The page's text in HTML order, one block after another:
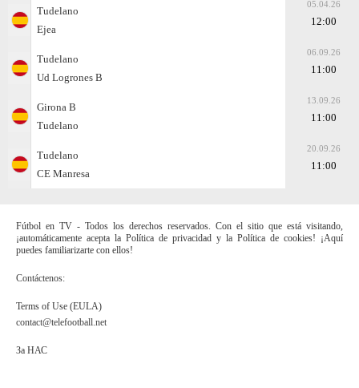
Tudelano
Ejea
05.04.26
12:00
Tudelano
Ud Logrones B
06.09.26
11:00
Girona B
Tudelano
13.09.26
11:00
Tudelano
CE Manresa
20.09.26
11:00
Fútbol en TV - Todos los derechos reservados. Con el sitio que está visitando,
¡automáticamente acepta la Política de privacidad y la Política de cookies! ¡Aquí
puedes familiarizarte con ellos!
Contáctenos:
Terms of Use (EULA)
contact@telefootball.net
За НАС